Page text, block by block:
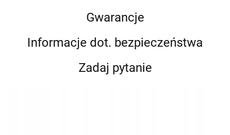
Gwarancje
Informacje dot. bezpieczeństwa
Zadaj pytanie